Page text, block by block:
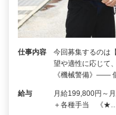
仕事内容
今回募集するのは
望や適性に応じて
《機械警備》――
給与
月給199,800円～
＋各種手当 《